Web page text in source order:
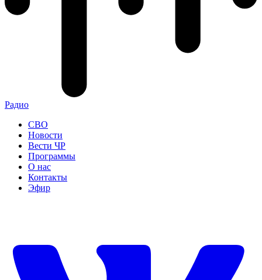
Радио
СВО
Новости
Вести ЧР
Программы
О нас
Контакты
Эфир